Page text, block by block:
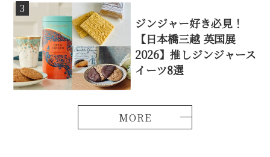
3
ジンジャー好き必見！
【日本橋三越 英国展
2026】推しジンジャース
イーツ8選